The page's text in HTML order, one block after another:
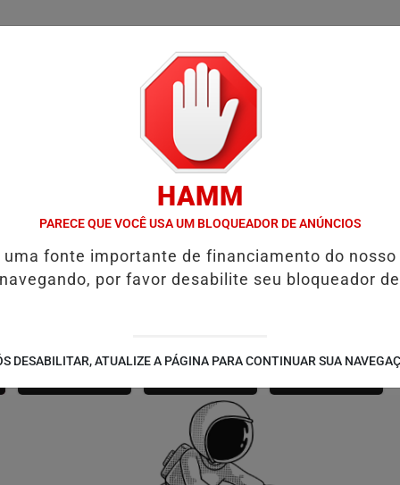
COLUNAS / EMPREGOS
RECEBE A SMART FIT RUN EM AGOSTO: ESPORTE, SAÚDE E
SÃO JOÃO 2.6
NOTÍCIAS
FUTEBOL
HAMM
PARECE QUE VOCÊ USA UM BLOQUEADOR DE ANÚNCIOS
uma fonte importante de financiamento do
por favor desabilite seu bloqueador
DESABILITAR, ATUALIZE A PÁGINA PARA CONTINUAR SUA